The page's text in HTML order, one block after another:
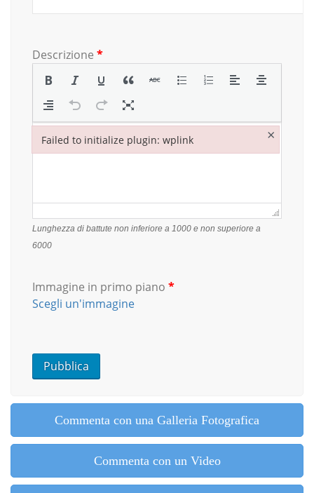
Descrizione *
Lunghezza di battute non inferiore a 1000 e non superiore a
6000
Immagine in primo piano *
Scegli un'immagine
Commenta con una Galleria Fotografica
Commenta con un Video
Failed to initialize plugin: wplink ×
Failed to initialize plugin: wplink